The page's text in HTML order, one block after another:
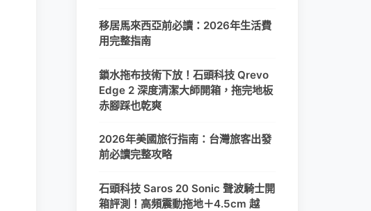
移居馬來西亞前必讀：2026年生活費
用完整指南
鎖水拖布技術下放！石頭科技 Qrevo
Edge 2 深度清潔大師開箱，拖完地板
赤腳踩也乾爽
2026年美國旅行指南：台灣旅客出發
前必讀完整攻略
石頭科技 Saros 20 Sonic 聲波騎士開
箱評測！高頻震動拖地＋4.5cm 越